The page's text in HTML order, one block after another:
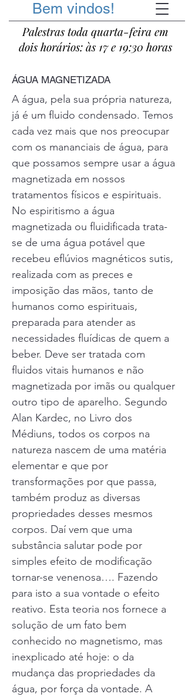
Bem vindos!
Palestras toda quarta-feira em
dois horários: às 17 e 19:30 horas
ÁGUA MAGNETIZADA
A água, pela sua própria natureza,
já é um fluido condensado. Temos
cada vez mais que nos preocupar
com os mananciais de água, para
que possamos sempre usar a água
magnetizada em nossos
tratamentos físicos e espirituais.
No espiritismo a água
magnetizada ou fluidificada trata-
se de uma água potável que
recebeu eflúvios magnéticos sutis,
realizada com as preces e
imposição das mãos, tanto de
humanos como espirituais,
preparada para atender as
necessidades fluídicas de quem a
beber. Deve ser tratada com
fluidos vitais humanos e não
magnetizada por imãs ou qualquer
outro tipo de aparelho. Segundo
Alan Kardec, no Livro dos
Médiuns, todos os corpos na
natureza nascem de uma matéria
elementar e que por
transformações por que passa,
também produz as diversas
propriedades desses mesmos
corpos. Daí vem que uma
substância salutar pode por
simples efeito de modificação
tornar-se venenosa…. Fazendo
para isto a sua vontade o efeito
reativo. Esta teoria nos fornece a
solução de um fato bem
conhecido no magnetismo, mas
inexplicado até hoje: o da
mudança das propriedades da
água, por força da vontade. A